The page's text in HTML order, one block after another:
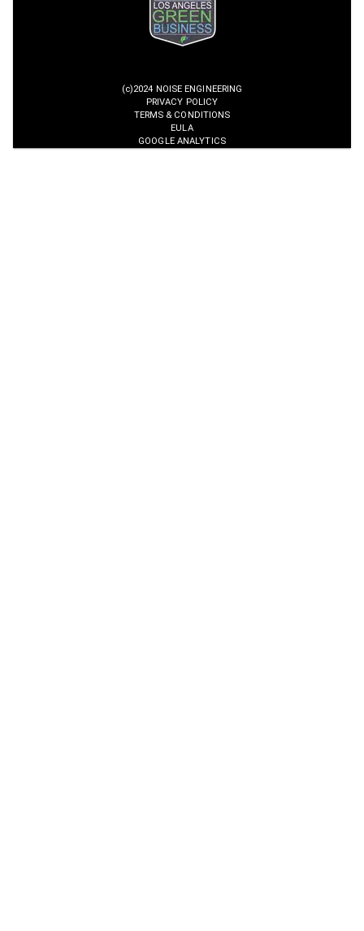
(c)2024 NOISE ENGINEERING
PRIVACY POLICY
TERMS & CONDITIONS
EULA
GOOGLE ANALYTICS